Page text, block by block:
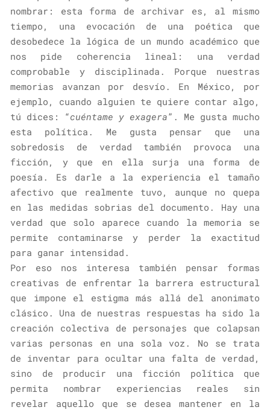
nombrar: esta forma de archivar es, al mismo
tiempo, una evocación de una poética que
desobedece la lógica de un mundo académico que
nos pide coherencia lineal: una verdad
comprobable y disciplinada. Porque nuestras
memorias avanzan por desvío. En México, por
ejemplo, cuando alguien te quiere contar algo,
tú dices: “cuéntame y exagera”. Me gusta mucho
esta política. Me gusta pensar que una
sobredosis de verdad también provoca una
ficción, y que en ella surja una forma de
poesía. Es darle a la experiencia el tamaño
afectivo que realmente tuvo, aunque no quepa
en las medidas sobrias del documento. Hay una
verdad que solo aparece cuando la memoria se
permite contaminarse y perder la exactitud
para ganar intensidad.
Por eso nos interesa también pensar formas
creativas de enfrentar la barrera estructural
que impone el estigma más allá del anonimato
clásico. Una de nuestras respuestas ha sido la
creación colectiva de personajes que colapsan
varias personas en una sola voz. No se trata
de inventar para ocultar una falta de verdad,
sino de producir una ficción política que
permita nombrar experiencias reales sin
revelar aquello que se desea mantener en la